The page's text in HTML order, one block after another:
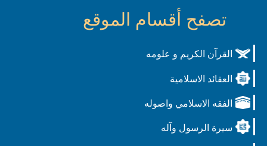
تصفح أقسام الموقع
القرآن الكريم و علومه
العقائد الاسلامية
الفقه الاسلامي واصوله
سيرة الرسول وآله